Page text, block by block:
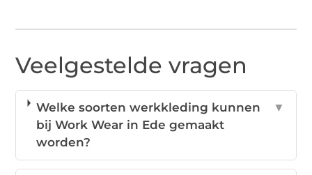
Veelgestelde vragen
Welke soorten werkkleding kunnen
bij Work Wear in Ede gemaakt
worden?
▼